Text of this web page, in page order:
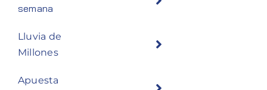
semana
Lluvia de
Millones
Apuesta